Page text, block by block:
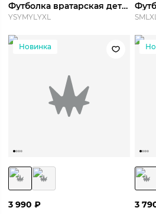
Футболка вратарская детская CSKA GK Jersey S/S 26/27 Y
YSYMYLYXL SML
Новинка
3 990 ₽
3